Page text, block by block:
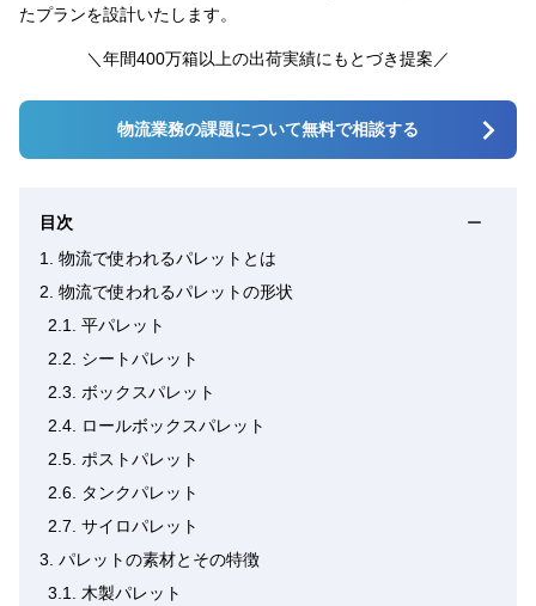
たプランを設計いたします。
＼年間400万箱以上の出荷実績にもとづき提案／
物流業務の課題について無料で相談する
目次 ー
1.
物流で使われるパレットとは
2. 物流で使われるパレットの形状
2.1.
平パレット
2.2.
シートパレット
2.3.
ボックスパレット
2.4.
ロールボックスパレット
2.5. ポストパレット
2.6.
タンクパレット
2.7. サイロパレット
3. パレットの素材とその特徴
3.1.
木製パレット